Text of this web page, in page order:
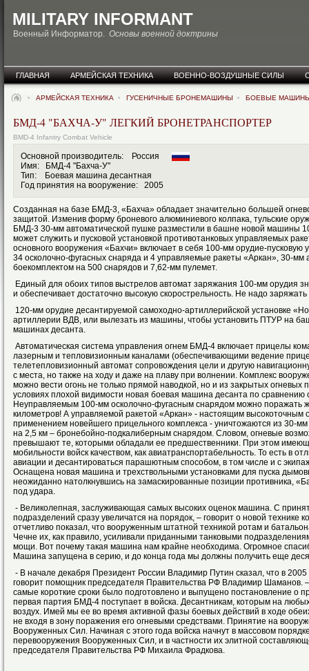
MILITARY INFORMANT
Военный Информатор. Основы военной доктрины
ГЛАВНАЯ АРМЕЙСКАЯ ТЕХНИКА ВОЕННО-ВОЗДУШНЫЕ СИЛЫ
АРМЕЙСКАЯ ТЕХНИКА ГУСЕНИЧНЫЕ БРОНЕМАШИНЫ БОЕВЫЕ
БМД-4 "БАХЧА-У" ЛЕГКИЙ БРОНЕТРАНСПОРТЕР
BMD-4 Infantry Combat Vehicle
Основной производитель: Россия
Имя: БМД-4 "Бахча-У"
Тип: Боевая машина десантная
Год принятия на вооружение: 2005
Созданная на базе БМД-3, «Бахча» обладает значительно большей
защитой. Изменив форму броневого алюминиевого колпака, тульские
БМД-3 30-мм автоматической пушке разместили в башне новой машины
может служить и пусковой установкой противотанковых управляемых
основного вооружения «Бахчи» включает в себя 100-мм орудие-пусковую
34 осколочно-фугасных снаряда и 4 управляемые ракеты «Аркан», 30-мм
боекомплектом на 500 снарядов и 7,62-мм пулемет.
Единый для обоих типов выстрелов автомат заряжания 100-мм орудия
и обеспечивает достаточно высокую скорострельность. Не надо
120-мм орудие десантируемой самоходно-артиллерийской установке
артиллерии ВДВ, или вылезать из машины, чтобы установить ПТУР на
машинах десанта.
Автоматическая система управления огнем БМД-4 включает прицелы
лазерным и тепловизионным каналами (обеспечивающими ведение
телетепловизионный автомат сопровождения цели и другую
с места, но также на ходу и даже на плаву при волнении. Комплекс
можно вести огонь не только прямой наводкой, но и из закрытых
условиях плохой видимости новая боевая машина десанта по
Неуправляемым 100-мм осколочно-фугасным снарядом можно поражать
километров! А управляемой ракетой «Аркан» - настоящим
применением новейшего прицельного комплекса - уничтожаются из 30-
на 2,5 км – бронебойно-подкалиберным снарядом. Словом, огневые
превышают те, которыми обладали ее предшественники. При этом
мобильности войск качеством, как авиатранспортабельность. То есть
авиации и десантироваться парашютным способом, в том числе и с
Оснащена новая машина и трехствольными установками для пуска
неожиданно натолкнувшись на замаскированные позиции противника,
под удара.
- Великолепная, заслуживающая самых высоких оценок машина. С
подразделений сразу увеличатся на порядок, – говорит о новой
отчетливо показал, что вооруженным штатной техникой ротам и
Чечне их, как правило, усиливали приданными танковыми
мощи. Вот почему такая машина нам крайне необходима. Огромное
Машина запущена в серию, и до конца года мы должны получить еще
- В начале декабря Президент России Владимир Путин сказал, что в
говорит помощник председателя Правительства РФ Владимир Шаманов.
самые короткие сроки было подготовлено и выпущено постановление о
первая партия БМД-4 поступает в войска. Десантникам, которым на
воздух. Имей мы ее во время активной фазы боевых действий в ходе
не входя в зону поражения его огневыми средствами. Принятие на
Вооруженных Сил. Начиная с этого года войска начнут в массовом
перевооружения Вооруженных Сил, и в частности их элитной
председателя Правительства РФ Михаила Фрадкова.